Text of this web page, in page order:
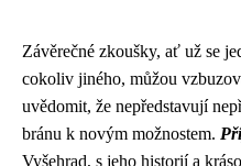
Závěrečné zkoušky, ať už se
cokoliv jiného, můžou
uvědomit, že nepředstavují
bránu k novým možnostem.
Vyšehrad, s jeho historií a